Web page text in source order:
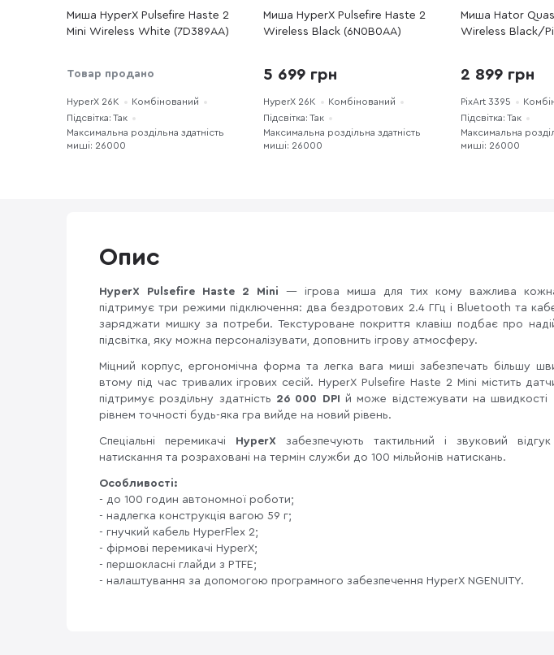
Миша HyperX Pulsefire Haste 2
Mini Wireless White (7D389AA)
Товар продано
HyperX 26K
Комбінований
Підсвітка: Так
Максимальна роздільна здатність
миші: 26000
Миша HyperX Pulsefire Haste 2
Wireless Black (6N0B0AA)
5 699 грн
HyperX 26K
Комбінований
Підсвітка: Так
Максимальна роздільна здатність
миші: 26000
Миша Hator
Wireless Black/
2 899 грн
PixArt 3395
Підсвітка: Так
Максимальна
миші: 26000
Опис
HyperX Pulsefire Haste 2 Mini — ігрова миша для тих кому важлива кожна
підтримує три режими підключення: два бездротових 2.4 ГГц і Bluetooth та
заряджати мишку за потреби. Текстуроване покриття клавіш подбає про
підсвітка, яку можна персоналізувати, доповнить ігрову атмосферу.
Міцний корпус, ергономічна форма та легка вага миші забезпечать більшу
втому під час тривалих ігрових сесій. HyperX Pulsefire Haste 2 Mini містить
підтримує роздільну здатність 26 000 DPI й може відстежувати на швидкості
рівнем точності будь-яка гра вийде на новий рівень.
Спеціальні перемикачі HyperX забезпечують тактильний і звуковий
натискання та розраховані на термін служби до 100 мільйонів натискань.
Особливості:
- до 100 годин автономної роботи;
- надлегка конструкція вагою 59 г;
- гнучкий кабель HyperFlex 2;
- фірмові перемикачі HyperX;
- першокласні глайди з PTFE;
- налаштування за допомогою програмного забезпечення HyperX NGENUITY.